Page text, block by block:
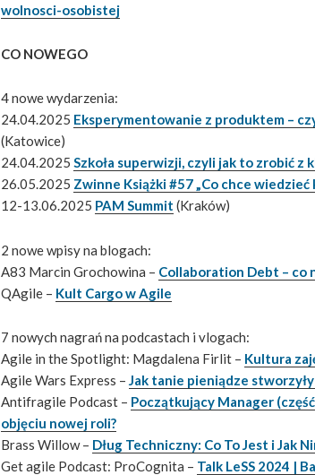
wolnosci-osobistej
CO NOWEGO
4 nowe wydarzenia:
24.04.2025 Eksperymentowanie z produktem –
(Katowice)
24.04.2025Szkoła superwizji, czyli jak to zrobić z
26.05.2025 Zwinne Książki #57 „Co chce
12-13.06.2025 PAM Summit (Kraków)
2 nowe wpisy na blogach:
A83 Marcin Grochowina – Collaboration Debt – co
QAgile – Kult Cargo w Agile
7 nowych nagrań na podcastach i vlogach:
Agile in the Spotlight: Magdalena Firlit – Kultura
Agile Wars Express –Jak tanie pieniądze
Antifragile Podcast – Początkujący Manager
objęciu nowej roli?
Brass Willow – Dług Techniczny: Co To Jest i Jak
Get agile Podcast: ProCognita – Talk LeSS 2024 |